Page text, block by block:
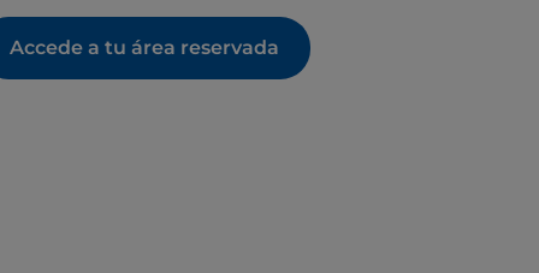
Accede a tu área reservada